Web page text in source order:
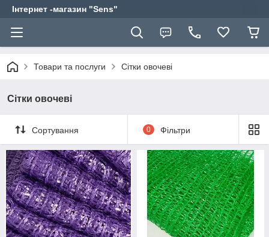
Інтернет -магазин "Sens"
Товари та послуги Сітки овочеві
Сітки овочеві
Сортування 0 Фільтри